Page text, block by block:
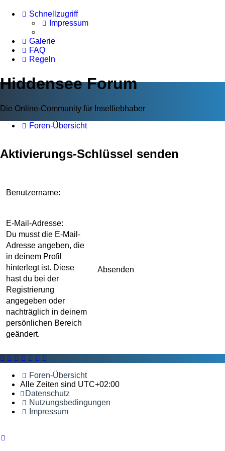
Schnellzugriff
Impressum
Galerie
FAQ
Regeln
Hiddensee Forum
Die Online-Community für Inselliebhaber
Foren-Übersicht
Aktivierungs-Schlüssel senden
Benutzername:
E-Mail-Adresse:
Du musst die E-Mail-
Adresse angeben, die
in deinem Profil
hinterlegt ist. Diese
hast du bei der
Registrierung
angegeben oder
nachträglich in deinem
persönlichen Bereich
geändert.
Foren-Übersicht
Alle Zeiten sind UTC+02:00
Datenschutz
Nutzungsbedingungen
Impressum